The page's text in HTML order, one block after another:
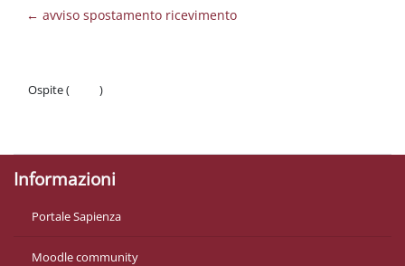
← avviso spostamento ricevimento
Ospite (
)
Informazioni
Portale Sapienza
Moodle community